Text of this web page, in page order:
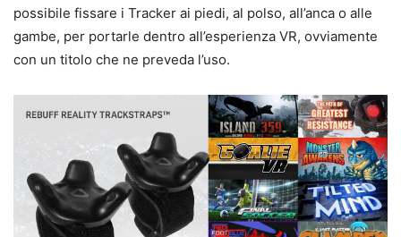
possibile fissare i Tracker ai piedi, al polso, all’anca o alle
gambe, per portarle dentro all’esperienza VR, ovviamente
con un titolo che ne preveda l’uso.